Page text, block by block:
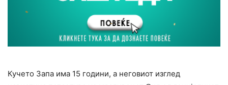
Кучето Запа има 15 години, а неговиот изглед